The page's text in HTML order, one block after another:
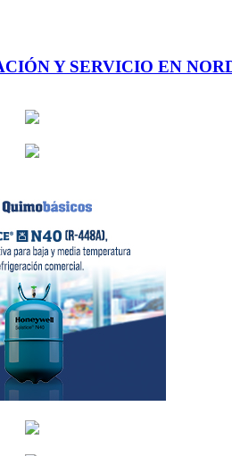
Y SERVICIO EN